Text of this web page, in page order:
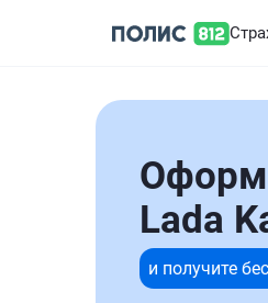
Lada
и получите